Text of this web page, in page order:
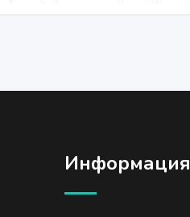
Информация